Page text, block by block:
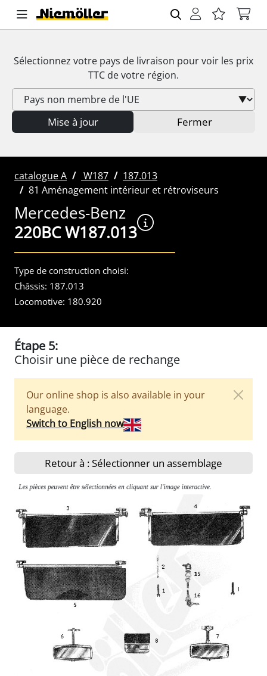
Sélectionnez votre pays de livraison pour voir les prix
TTC de votre région.
Mise à jour Fermer
catalogue A W187
187.013
81 Aménagement intérieur et rétroviseurs
Mercedes-Benz
220BC W187.013
Type de construction choisi:
Châssis: 187.013
Locomotive: 180.920
Étape 5:
Choisir une pièce de rechange
Our online shop is also available in your
language.
Switch to English now
Retour à : Sélectionner un assemblage